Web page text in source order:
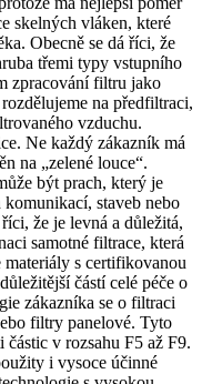
skelných vláken, které
Obecně se dá říci, že
třemi typy vstupního
zpracování filtru jako
na předfiltraci,
vzduchu.
Ne každý zákazník má
na „zelené louce“.
být prach, který je
staveb nebo
že je levná a důležitá,
samotné filtrace, která
s certifikovanou
částí celé péče o
zákazníka se o filtraci
filtry panelové. Tyto
v rozsahu F5 až F9.
i vysoce účinné